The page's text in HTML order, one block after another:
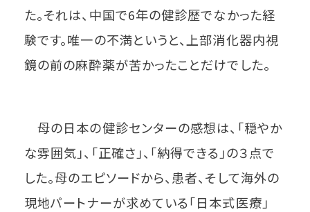
た。それは、中国で6年の健診歴でなかった経
験です。唯一の不満というと、上部消化器内視
鏡の前の麻酔薬が苦かったことだけでした。
母の日本の健診センターの感想は、「穏やか
な雰囲気」、「正確さ」、「納得できる」の３点で
した。母のエピソードから、患者、そして海外の
現地パートナーが求めている「日本式医療」